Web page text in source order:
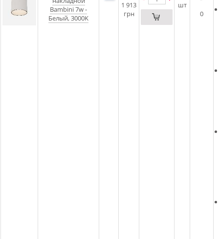
Bambini 7w -
Белый, 3000K
1 913
грн
шт
0